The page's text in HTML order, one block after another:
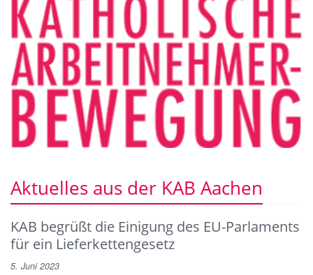
Aktuelles aus der KAB Aachen
KAB begrüßt die Einigung des EU-Parlaments
für ein Lieferkettengesetz
5. Juni 2023